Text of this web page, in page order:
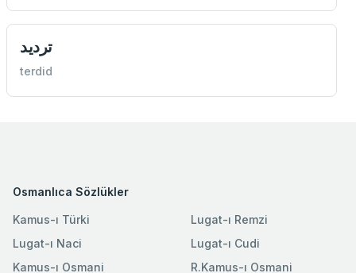
ترديد
terdid
Osmanlıca Sözlükler
Kamus-ı Türki
Lugat-ı Naci
Kamus-ı Osmani
Lugat-ı Remzi
Lugat-ı Cudi
R.Kamus-ı Osmani